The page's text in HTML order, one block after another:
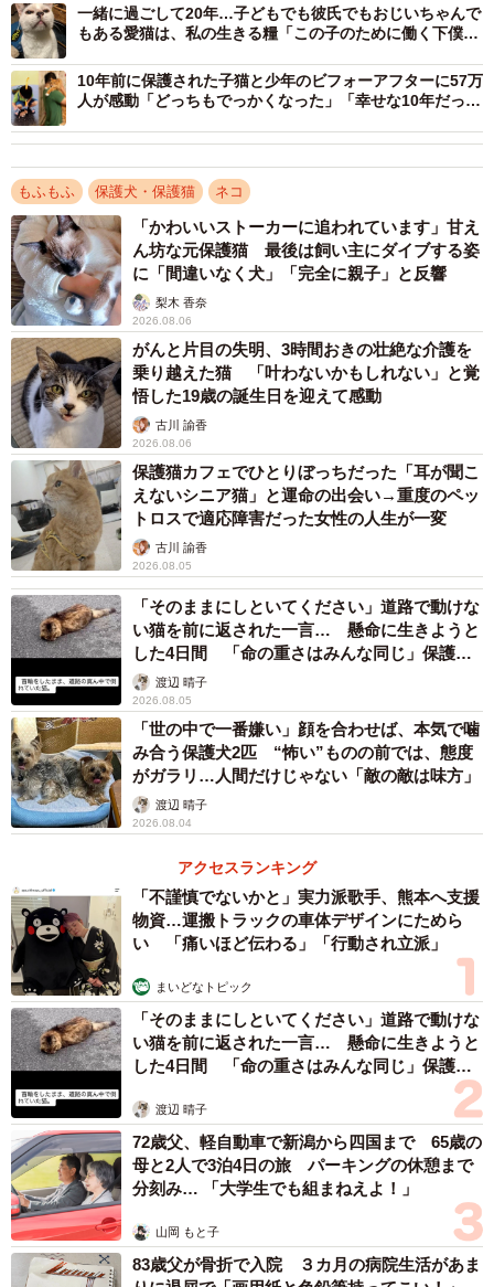
は体調が回復したら幸ちゃんの里親を探そうと考えていた
そう。
フェレットのクーちゃんとの対面時
しかし、一緒に暮らす中で甘えん坊の幸ちゃんがかわいく
てたまらなくなり、正式に家族として迎え入れた。
2匹のフェレットと賑やかな日常を過ごした若猫
期
若猫期の幸ちゃんは頑固。目やにケアやお風呂、爪切りが
大嫌い。動物病院も苦手で通院後は3日ほど、食事をストラ
イキ。
「通院日がバレないよう、前日からキャリーケースをこっ
そり用意するなど作戦を練っても隠れて出てこない。夫と
と相談して薬のみの時は連れて行かないようにしました」
フードを変えて欲しい時にはご飯の前でそっぽを向き、ア
ピール。自分の気持ちを伝えることが上手だった。
一緒に過ごして20年…子どもでも彼氏でもおじいちゃんで
もある愛猫は、私の生きる糧「この子のために働く下僕で
10年前に保護された子猫と少年のビフォーアフターに57万
人が感動「どっちもでっかくなった」「幸せな10年だった
もふもふ 保護犬・保護猫 ネコ
「かわいいストーカーに追われています」甘え
ん坊な元保護猫 最後は飼い主にダイブする姿
に「間違いなく犬」「完全に親子」と反響
梨木 香奈
2026.08.06
がんと片目の失明、3時間おきの壮絶な介護を
乗り越えた猫 「叶わないかもしれない」と覚
悟した19歳の誕生日を迎えて感動
古川 諭香
2026.08.06
保護猫カフェでひとりぼっちだった「耳が聞こ
えないシニア猫」と運命の出会い→重度のペッ
トロスで適応障害だった女性の人生が一変
古川 諭香
2026.08.05
「そのままにしといてください」道路で動けな
い猫を前に返された一言… 懸命に生きようと
した4日間 「命の重さはみんな同じ」保護団
体代表の訴え
渡辺 晴子
2026.08.05
「世の中で一番嫌い」顔を合わせば、本気で噛
み合う保護犬2匹 “怖い”ものの前では、態度
がガラリ…人間だけじゃない「敵の敵は味方」
渡辺 晴子
2026.08.04
アクセスランキング
「不謹慎でないかと」実力派歌手、熊本へ支援
物資…運搬トラックの車体デザインにためら
い 「痛いほど伝わる」「行動され立派」
まいどなトピック
「そのままにしといてください」道路で動けな
い猫を前に返された一言… 懸命に生きようと
した4日間 「命の重さはみんな同じ」保護団
渡辺 晴子
72歳父、軽自動車で新潟から四国まで 65歳の
母と2人で3泊4日の旅 パーキングの休憩まで
分刻み… 「大学生でも組まねえよ！」
山岡 もと子
83歳父が骨折で入院 ３カ月の病院生活があま